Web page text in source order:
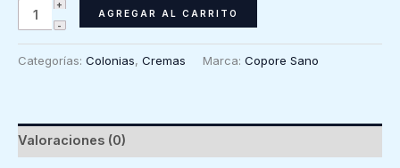
Agua
de
flores
Corpore
Sano
AGREGAR AL CARRITO
Categorías: Colonias, Cremas Marca: Copore Sano
Valoraciones (0)